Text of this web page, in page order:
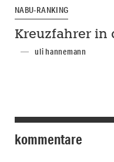
NABU-RANKING
Kreuzfahrer in
uli hannemann
kommentare